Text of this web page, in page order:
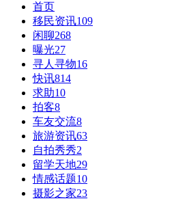
首页
移民资讯109
闲聊268
曝光27
寻人寻物16
快讯814
求助10
拍客8
车友交流8
旅游资讯63
自拍秀秀2
留学天地29
情感话题10
摄影之家23